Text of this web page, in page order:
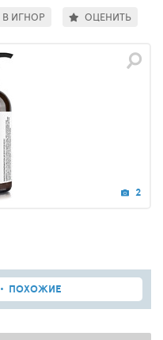
2
В ИГНОР ОЦЕНИТЬ
ПОХОЖИЕ